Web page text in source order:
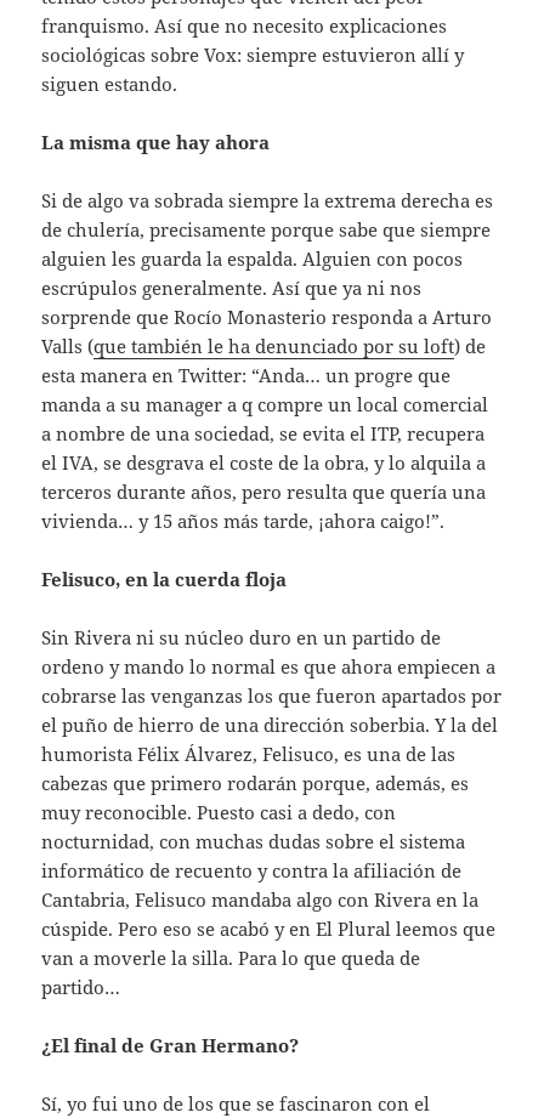
franquismo. Así que no necesito explicaciones
sociológicas sobre Vox: siempre estuvieron allí y
siguen estando.
La misma que hay ahora
Si de algo va sobrada siempre la extrema derecha es
de chulería, precisamente porque sabe que siempre
alguien les guarda la espalda. Alguien con pocos
escrúpulos generalmente. Así que ya ni nos
sorprende que Rocío Monasterio responda a Arturo
Valls (que también le ha denunciado por su loft) de
esta manera en Twitter: “Anda… un progre que
manda a su manager a q compre un local comercial
a nombre de una sociedad, se evita el ITP, recupera
el IVA, se desgrava el coste de la obra, y lo alquila a
terceros durante años, pero resulta que quería una
vivienda… y 15 años más tarde, ¡ahora caigo!”.
Felisuco, en la cuerda floja
Sin Rivera ni su núcleo duro en un partido de
ordeno y mando lo normal es que ahora empiecen a
cobrarse las venganzas los que fueron apartados por
el puño de hierro de una dirección soberbia. Y la del
humorista Félix Álvarez, Felisuco, es una de las
cabezas que primero rodarán porque, además, es
muy reconocible. Puesto casi a dedo, con
nocturnidad, con muchas dudas sobre el sistema
informático de recuento y contra la afiliación de
Cantabria, Felisuco mandaba algo con Rivera en la
cúspide. Pero eso se acabó y en El Plural leemos que
van a moverle la silla. Para lo que queda de
partido…
¿El final de Gran Hermano?
Sí, yo fui uno de los que se fascinaron con el